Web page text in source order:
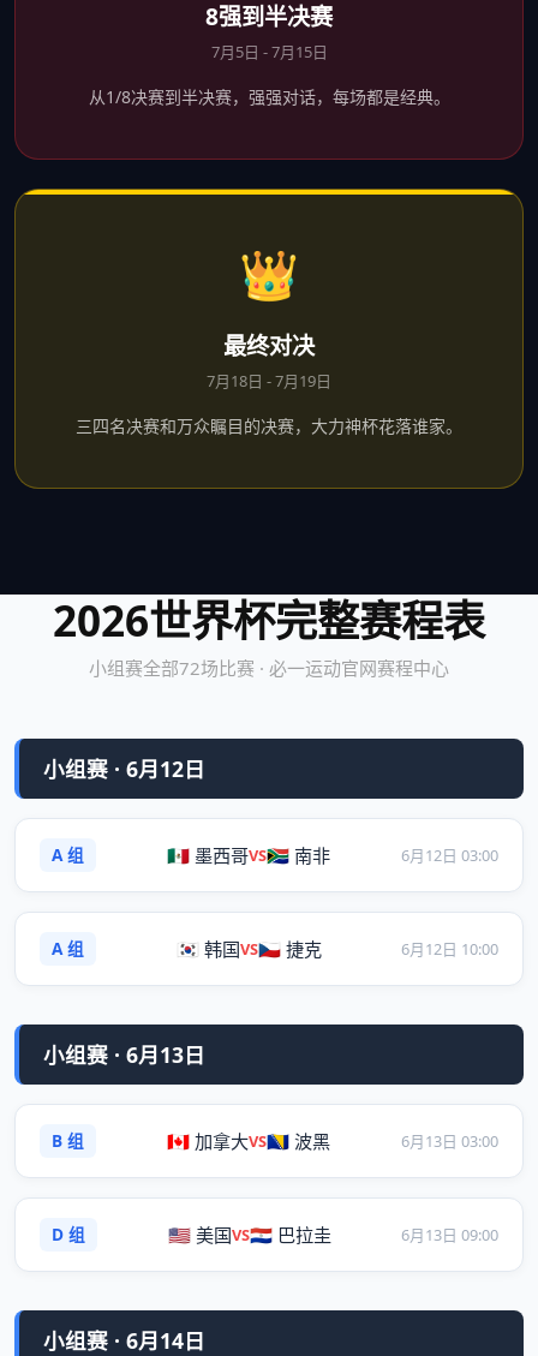
8强到半决赛
7月5日 - 7月15日
从1/8决赛到半决赛，强强对话，每场都是经典。
👑
最终对决
7月18日 - 7月19日
三四名决赛和万众瞩目的决赛，大力神杯花落谁家。
2026世界杯完整赛程表
小组赛全部72场比赛 · 必一运动官网赛程中心
小组赛 · 6月12日
A 组 🇲🇽 墨西哥VS🇿🇦 南非 6月12日 03:00
A 组 🇰🇷 韩国VS🇨🇿 捷克 6月12日 10:00
小组赛 · 6月13日
B 组 🇨🇦 加拿大VS🇧🇦 波黑 6月13日 03:00
D 组 🇺🇸 美国VS🇵🇾 巴拉圭 6月13日 09:00
小组赛 · 6月14日